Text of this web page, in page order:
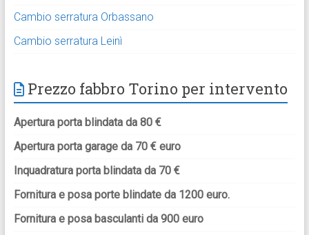
Cambio serratura Orbassano
Cambio serratura Leinì
Prezzo fabbro Torino per intervento
Apertura porta blindata da 80 €
Apertura porta garage da 70 € euro
Inquadratura porta blindata da 70 €
Fornitura e posa porte blindate da 1200 euro.
Fornitura e posa basculanti da 900 euro